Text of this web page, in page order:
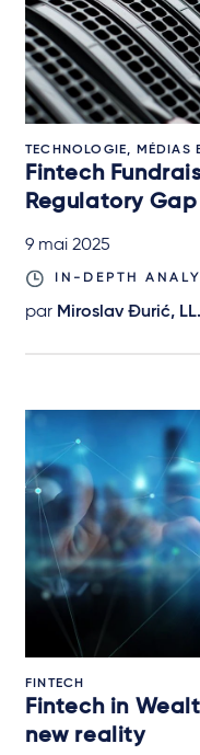
TECHNOLOGIE, MÉDIAS
Fintech
Regulatory Gap
9 mai 2025
IN-DEPTH
par Miroslav Đurić,
FINTECH
Fintech in
new reality